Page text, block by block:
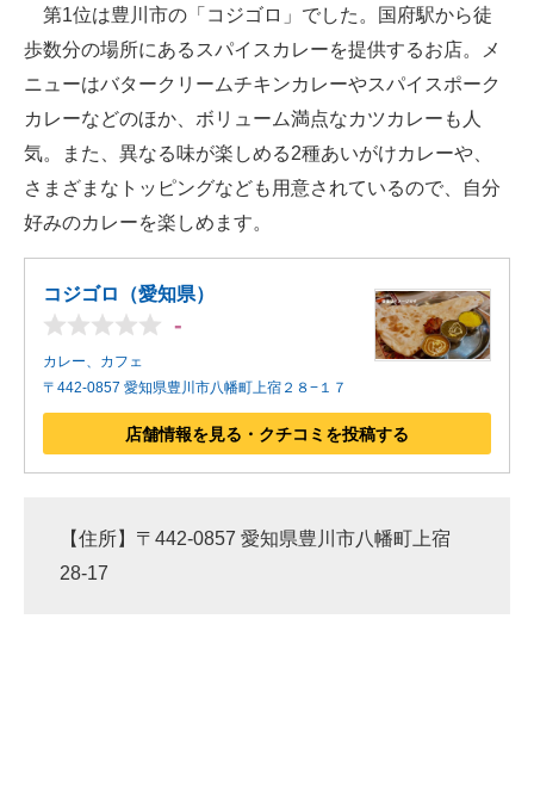
第1位は豊川市の「コジゴロ」でした。国府駅から徒
歩数分の場所にあるスパイスカレーを提供するお店。メ
ニューはバタークリームチキンカレーやスパイスポーク
カレーなどのほか、ボリューム満点なカツカレーも人
気。また、異なる味が楽しめる2種あいがけカレーや、
さまざまなトッピングなども用意されているので、自分
好みのカレーを楽しめます。
コジゴロ（愛知県）
-
カレー、カフェ
〒442-0857 愛知県豊川市八幡町上宿２８−１７
店舗情報を見る・クチコミを投稿する
【住所】〒442-0857 愛知県豊川市八幡町上宿
28-17